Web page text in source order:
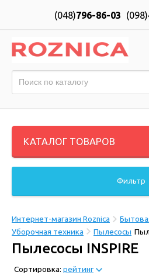
(048)796-86-03 (098)
КАТАЛОГ ТОВАРОВ
Фильтр
Интернет-магазин Roznica
Уборочная техника
Пылесосы
Пылесосы INSPIRE
Сортировка: рейтинг